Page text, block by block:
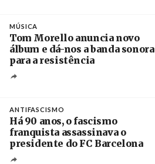
MÚSICA
Tom Morello anuncia novo
álbum e dá-nos a banda sonora
para a resistência
ANTIFASCISMO
Há 90 anos, o fascismo
franquista assassinava o
presidente do FC Barcelona